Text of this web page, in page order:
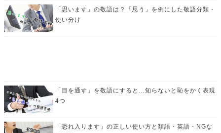
「思います」の敬語は？「思う」を例にした敬語分類・
使い分け
「目を通す」を敬語にすると…知らないと恥をかく表現
4つ
「恐れ入ります」の正しい使い方と類語・英語・NGな